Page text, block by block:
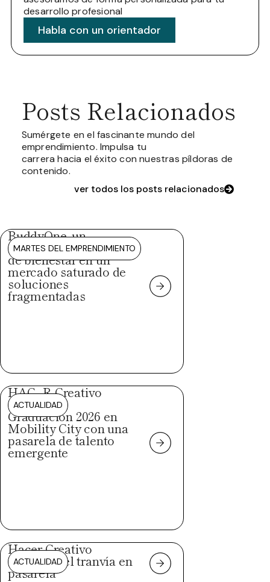
desarrollo profesional
Habla con un orientador
Posts Relacionados
Sumérgete en el fascinante mundo del
emprendimiento. Impulsa tu
carrera hacia el éxito con nuestras píldoras de
contenido.
ver todos los posts relacionados
MARTES DEL EMPRENDIMIENTO
BuddyOne, un
ecosistema integral
de bienestar en un
mercado saturado de
soluciones
fragmentadas
ACTUALIDAD
HAC_R Creativo
celebra su
Graduación 2026 en
Mobility City con una
pasarela de talento
emergente
ACTUALIDAD
Hacer Creativo
convierte el tranvía en
pasarela